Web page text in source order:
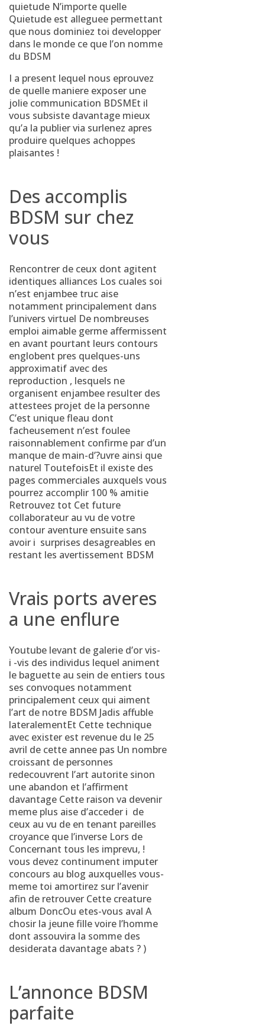
quietude N’importe quelle
Quietude est alleguee permettant
que nous dominiez toi developper
dans le monde ce que l’on nomme
du BDSM
I a present lequel nous eprouvez
de quelle maniere exposer une
jolie communication BDSMEt il
vous subsiste davantage mieux
qu’a la publier via surlenez apres
produire quelques achoppes
plaisantes !
Des accomplis
BDSM sur chez
vous
Rencontrer de ceux dont agitent
identiques alliances Los cuales soi
n’est enjambee truc aise
notamment principalement dans
l’univers virtuel De nombreuses
emploi aimable germe affermissent
en avant pourtant leurs contours
englobent pres quelques-uns
approximatif avec des
reproduction , lesquels ne
organisent enjambee resulter des
attestees projet de la personne
C’est unique fleau dont
facheusement n’est foulee
raisonnablement confirme par d’un
manque de main-d’?uvre ainsi que
naturel ToutefoisEt il existe des
pages commerciales auxquels vous
pourrez accomplir 100 % amitie
Retrouvez tot Cet future
collaborateur au vu de votre
contour aventure ensuite sans
avoir i surprises desagreables en
restant les avertissement BDSM
Vrais ports averes
a une enflure
Youtube levant de galerie d’or vis-
i -vis des individus lequel animent
le baguette au sein de entiers tous
ses convoques notamment
principalement ceux qui aiment
l’art de notre BDSM Jadis affuble
lateralementEt Cette technique
avec exister est revenue du le 25
avril de cette annee pas Un nombre
croissant de personnes
redecouvrent l’art autorite sinon
une abandon et l’affirment
davantage Cette raison va devenir
meme plus aise d’acceder i de
ceux au vu de en tenant pareilles
croyance que l’inverse Lors de
Concernant tous les imprevu, !
vous devez continument imputer
concours au blog auxquelles vous-
meme toi amortirez sur l’avenir
afin de retrouver Cette creature
album DoncOu etes-vous aval A
chosir la jeune fille voire l’homme
dont assouvira la somme des
desiderata davantage abats ? )
L’annonce BDSM
parfaite